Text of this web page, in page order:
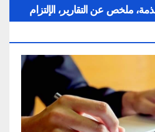
ملخص عن التقارير، الإلتزام